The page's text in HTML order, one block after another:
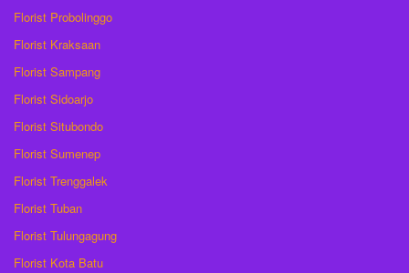
Florist Probolinggo
Florist Kraksaan
Florist Sampang
Florist Sidoarjo
Florist Situbondo
Florist Sumenep
Florist Trenggalek
Florist Tuban
Florist Tulungagung
Florist Kota Batu